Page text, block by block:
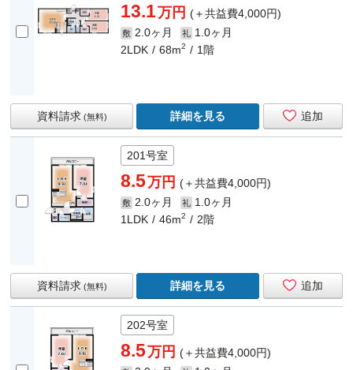
13.1万円(＋共益費4,000円)
敷 2.0ヶ月 礼 1.0ヶ月
2LDK
68m2 1階
追加
資料請求 (無料) 詳細を見る
201号室
8.5万円(＋共益費4,000円)
敷 2.0ヶ月 礼 1.0ヶ月
1LDK
46m2 2階
追加
資料請求 (無料) 詳細を見る
202号室
8.5万円(＋共益費4,000円)